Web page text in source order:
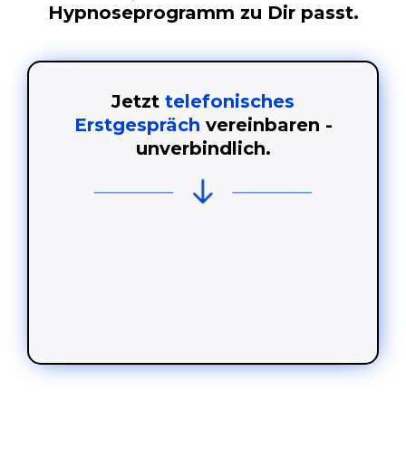
Hypnoseprogramm zu Dir passt.
Jetzt telefonisches
Erstgespräch vereinbaren -
unverbindlich.